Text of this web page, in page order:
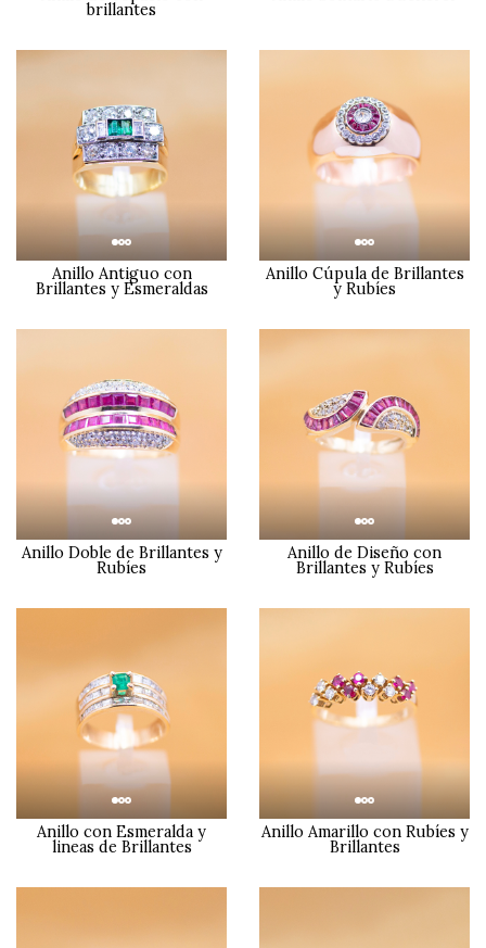
brillantes
Anillo Antiguo con
Brillantes y Esmeraldas
Anillo Cúpula de Brillantes
y Rubíes
Anillo Doble de Brillantes y
Rubíes
Anillo de Diseño con
Brillantes y Rubíes
Anillo con Esmeralda y
lineas de Brillantes
Anillo Amarillo con Rubíes y
Brillantes